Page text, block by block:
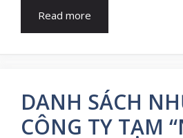
Read more
DANH SÁCH
CÔNG TY TẠM